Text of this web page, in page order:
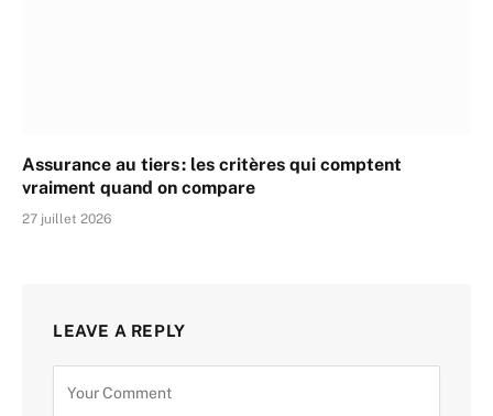
Assurance au tiers : les critères qui comptent
vraiment quand on compare
27 juillet 2026
LEAVE A REPLY